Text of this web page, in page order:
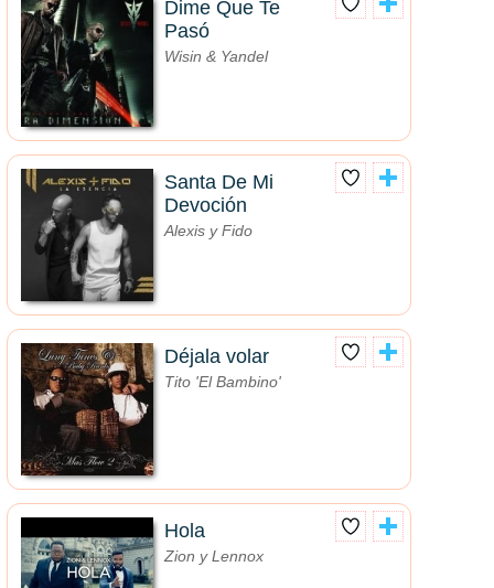
Dime Que Te
Pasó
Wisin & Yandel
Santa De Mi
Devoción
Alexis y Fido
Déjala volar
Tito 'El Bambino'
Hola
Zion y Lennox